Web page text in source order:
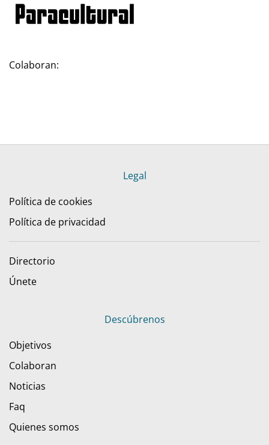
Colaboran:
Legal
Política de cookies
Política de privacidad
Directorio
Únete
Descúbrenos
Objetivos
Colaboran
Noticias
Faq
Quienes somos